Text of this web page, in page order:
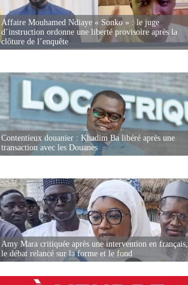
Affaire Mouhamed Ndiaye « Sonko » : le juge
d’instruction ordonne une liberté provisoire après la
clôture de l’enquête
Contentieux douanier : Khadim Ba libéré après une
transaction avec les Douanes
Amy Mara critiquée après une intervention en français,
le débat relancé sur la forme et le fond